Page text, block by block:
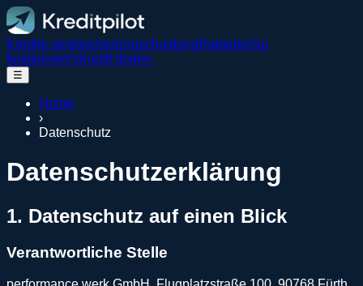
Kredite vergleichenUmschuldungRatgeberSo
funktioniert'sKredit finden
☰
Home
›
Datenschutz
Datenschutzerklärung
1. Datenschutz auf einen Blick
Verantwortliche Stelle